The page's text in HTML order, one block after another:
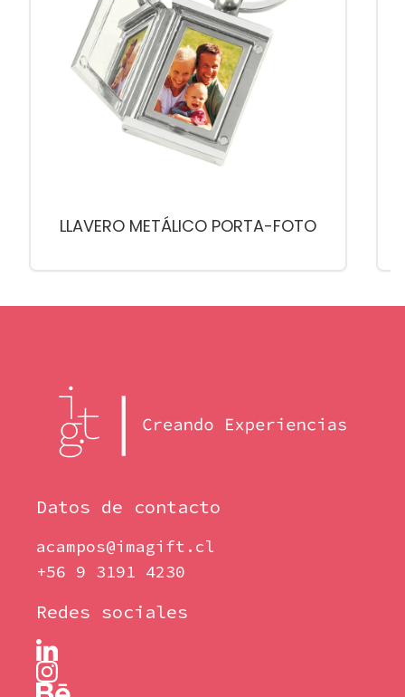
LLAVERO METÁLICO PORTA-FOTO
Datos de contacto
acampos@imagift.cl
+56 9 3191 4230
Redes sociales